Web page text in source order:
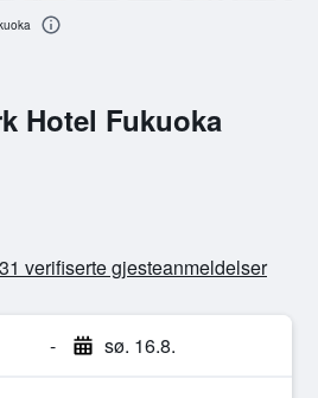
Hotel Fukuoka
verifiserte gjesteanmeldelser
- sø. 16.8.